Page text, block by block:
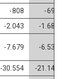
-808
-692
-2.043
-1.689
-7.679 -6.534
-30.554 -21.144